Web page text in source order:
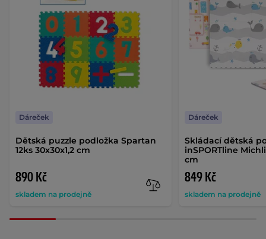
Dětská puzzle podložka Spartan
12ks 30x30x1,2 cm
890 Kč
skladem na prodejně
Dáreček
Skládací dětská
inSPORTline
cm
849 Kč
skladem na prodejně
Dáreček